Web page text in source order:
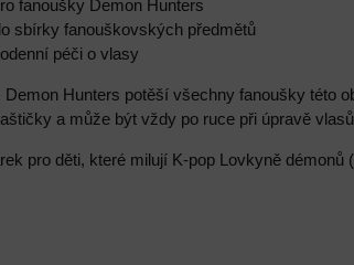
fanoušky Demon Hunters
sbírky fanouškovských předmětů
péči o vlasy
Demon Hunters potěší všechny fanoušky této
a může být vždy po ruce při úpravě
pro děti, které milují K-pop Lovkyně